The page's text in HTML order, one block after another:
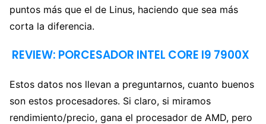
puntos más que el de Linus, haciendo que sea más
corta la diferencia.
REVIEW: PORCESADOR INTEL CORE I9 7900X
Estos datos nos llevan a preguntarnos, cuanto buenos
son estos procesadores. Si claro, si miramos
rendimiento/precio, gana el procesador de AMD, pero